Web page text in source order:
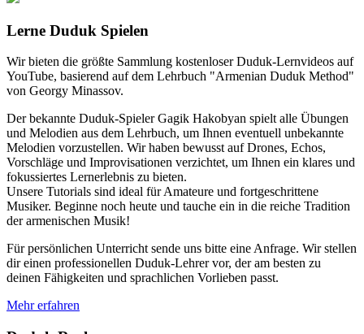
Lerne Duduk Spielen
Wir bieten die größte Sammlung kostenloser Duduk-Lernvideos auf
YouTube, basierend auf dem Lehrbuch "Armenian Duduk Method"
von Georgy Minassov.
Der bekannte Duduk-Spieler Gagik Hakobyan spielt alle Übungen
und Melodien aus dem Lehrbuch, um Ihnen eventuell unbekannte
Melodien vorzustellen. Wir haben bewusst auf Drones, Echos,
Vorschläge und Improvisationen verzichtet, um Ihnen ein klares und
fokussiertes Lernerlebnis zu bieten.
Unsere Tutorials sind ideal für Amateure und fortgeschrittene
Musiker. Beginne noch heute und tauche ein in die reiche Tradition
der armenischen Musik!
Für persönlichen Unterricht sende uns bitte eine Anfrage. Wir stellen
dir einen professionellen Duduk-Lehrer vor, der am besten zu
deinen Fähigkeiten und sprachlichen Vorlieben passt.
Mehr erfahren